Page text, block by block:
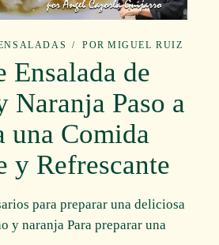
POR MIGUEL RUIZ
Ensalada de
Naranja Paso a
una Comida
y Refrescante
para preparar una deliciosa
y naranja Para preparar una